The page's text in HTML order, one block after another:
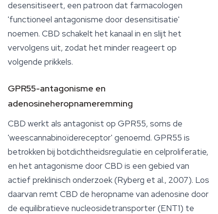
desensitiseert, een patroon dat farmacologen
'functioneel antagonisme door desensitisatie'
noemen. CBD schakelt het kanaal in en slijt het
vervolgens uit, zodat het minder reageert op
volgende prikkels.
GPR55-antagonisme en
adenosineheropnameremming
CBD werkt als antagonist op GPR55, soms de
'weescannabinoïdereceptor' genoemd. GPR55 is
betrokken bij botdichtheidsregulatie en celproliferatie,
en het antagonisme door CBD is een gebied van
actief preklinisch onderzoek (Ryberg et al., 2007). Los
daarvan remt CBD de heropname van adenosine door
de equilibratieve nucleosidetransporter (ENT1) te